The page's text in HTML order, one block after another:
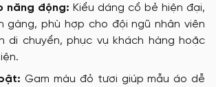
năng động: Kiểu dáng cổ bẻ hiện đại,
gàng, phù hợp cho đội ngũ nhân viên
di chuyển, phục vụ khách hàng hoặc
Gam màu đỏ tươi giúp mẫu áo dễ